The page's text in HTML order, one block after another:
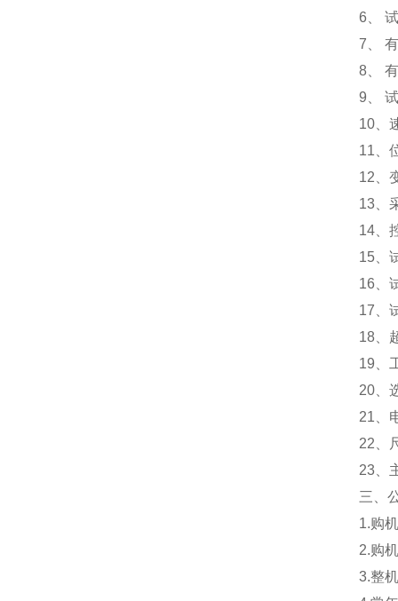
6、
7、
8、
9、
10、
11、
12、
13、
14、
15、
16、
17、
18、
19、
20、
21、
22、
23、
三、
1.购
2.购
3.整